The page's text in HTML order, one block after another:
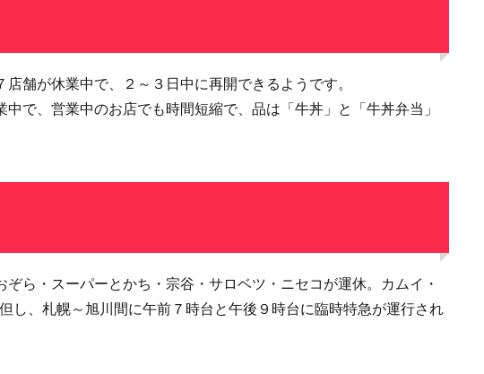
舗が休業中で、２～３日中に再開できるようです。
で、営業中のお店でも時間短縮で、品は「牛丼」と「牛丼弁当」
ら・スーパーとかち・宗谷・サロベツ・ニセコが運休。カムイ・
し、札幌～旭川間に午前７時台と午後９時台に臨時特急が運行され